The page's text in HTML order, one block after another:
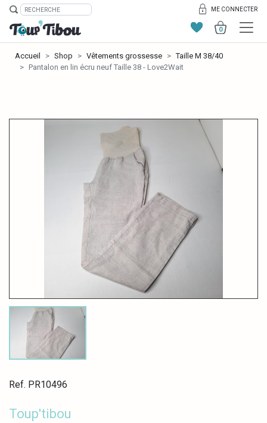
ME CONNECTER
0
Accueil Shop Vêtements grossesse
Taille M 38/40
Pantalon en lin écru neuf Taille 38 - Love2Wait
Ref. PR10496
Toup'tibou